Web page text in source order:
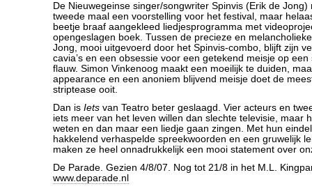
De Nieuwegeinse singer/songwriter Spinvis (Erik de Jong)
tweede maal een voorstelling voor het festival, maar
beetje braaf aangekleed liedjesprogramma met
opengeslagen boek. Tussen de precieze en
Jong, mooi uitgevoerd door het Spinvis-combo, blijft zijn
cavia’s en een obsessie voor een getekend meisje op
flauw. Simon Vinkenoog maakt een moeilijk te duiden,
appearance en een anoniem blijvend meisje doet de
striptease ooit.
Dan is Iets van Teatro beter geslaagd. Vier acteurs en
iets meer van het leven willen dan slechte televisie, maar
weten en dan maar een liedje gaan zingen. Met hun
hakkelend verhaspelde spreekwoorden en een gruwelijk
maken ze heel onnadrukkelijk een mooi statement over
De Parade. Gezien 4/8/07. Nog tot 21/8 in het M.L.
www.deparade.nl